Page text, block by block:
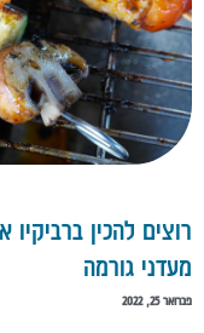
רוצים להכין
מעדני גורמה
פברואר 25, 2022